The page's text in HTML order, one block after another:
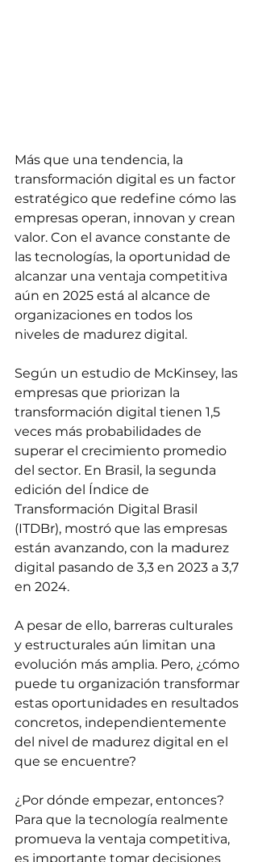
Más que una tendencia, la
transformación digital es un factor
estratégico que redefine cómo las
empresas operan, innovan y crean
valor. Con el avance constante de
las tecnologías, la oportunidad de
alcanzar una ventaja competitiva
aún en 2025 está al alcance de
organizaciones en todos los
niveles de madurez digital.
Según un estudio de McKinsey, las
empresas que priorizan la
transformación digital tienen 1,5
veces más probabilidades de
superar el crecimiento promedio
del sector. En Brasil, la segunda
edición del Índice de
Transformación Digital Brasil
(ITDBr), mostró que las empresas
están avanzando, con la madurez
digital pasando de 3,3 en 2023 a 3,7
en 2024.
A pesar de ello, barreras culturales
y estructurales aún limitan una
evolución más amplia. Pero, ¿cómo
puede tu organización transformar
estas oportunidades en resultados
concretos, independientemente
del nivel de madurez digital en el
que se encuentre?
¿Por dónde empezar, entonces?
Para que la tecnología realmente
promueva la ventaja competitiva,
es importante tomar decisiones